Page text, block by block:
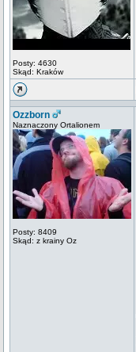
Posty: 4630
Skąd: Kraków
Ozzborn
Naznaczony Ortalionem
Posty: 8409
Skąd: z krainy Oz